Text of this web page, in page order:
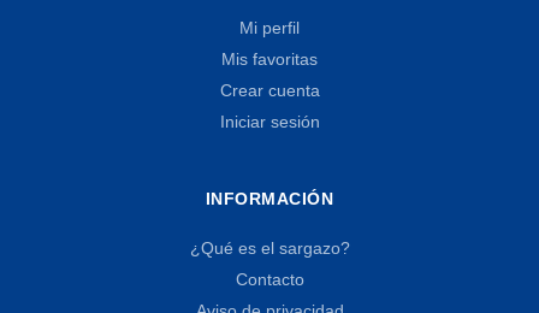
Mi perfil
Mis favoritas
Crear cuenta
Iniciar sesión
INFORMACIÓN
¿Qué es el sargazo?
Contacto